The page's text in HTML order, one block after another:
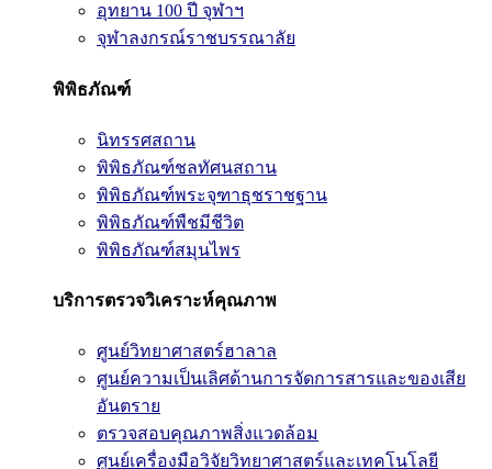
อุทยาน 100 ปี จุฬาฯ
จุฬาลงกรณ์ราชบรรณาลัย
พิพิธภัณฑ์
นิทรรศสถาน
พิพิธภัณฑ์ชลทัศนสถาน
พิพิธภัณฑ์พระจุฑาธุชราชฐาน
พิพิธภัณฑ์พืชมีชีวิต
พิพิธภัณฑ์สมุนไพร
บริการตรวจวิเคราะห์คุณภาพ
ศูนย์วิทยาศาสตร์ฮาลาล
ศูนย์ความเป็นเลิศด้านการจัดการสารและของเสีย
อันตราย
ตรวจสอบคุณภาพสิ่งแวดล้อม
ศูนย์เครื่องมือวิจัยวิทยาศาสตร์และเทคโนโลยี